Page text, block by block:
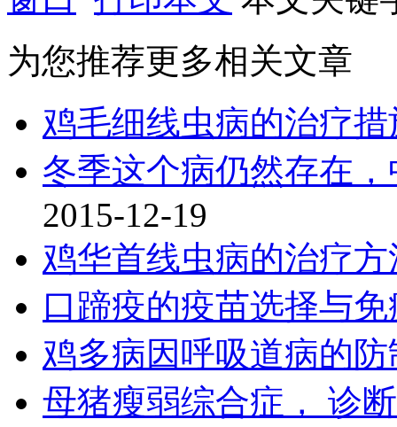
为您推荐更多相关文章
鸡毛细线虫病的治疗措
冬季这个病仍然存在
2015-12-19
鸡华首线虫病的治疗方
口蹄疫的疫苗选择与
鸡多病因呼吸道病的
母猪瘦弱综合症， 诊